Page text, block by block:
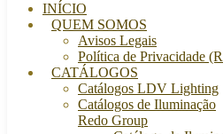
INÍCIO
QUEM SOMOS
Avisos Legais
Política de Privacidade
CATÁLOGOS
Catálogos LDV Lighting
Catálogos de Iluminação
Redo Group